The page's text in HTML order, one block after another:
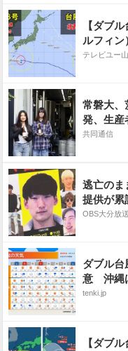
予報》
【ダブ
ルフィ
諸島に
に警戒
象庁
テレビユー
常磐大
発、生産
共同通信
逃亡のま
提供が
東」が最
OBS大分放送
ダブル
意 沖縄
tenki.jp
【ダブ